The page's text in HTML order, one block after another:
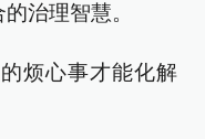
治理智慧。
烦心事才能化解